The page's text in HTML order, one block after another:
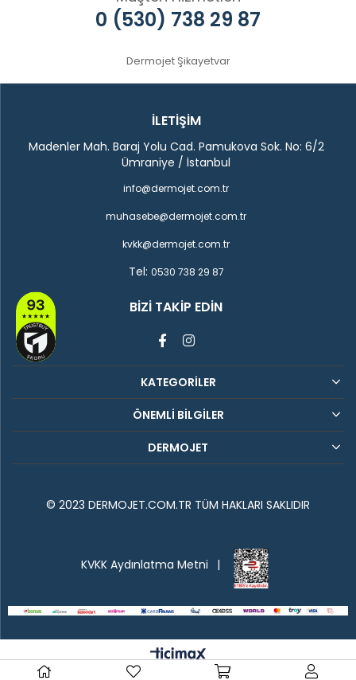
0 (530) 738 29 87
Dermojet Şikayetvar
İLETİŞİM
Madenler Mah. Baraj Yolu Cad. Pamukova Sok. No: 6/2
Ümraniye / İstanbul
info@dermojet.com.tr
muhasebe@dermojet.com.tr
kvkk@dermojet.com.tr
Tel: 0530 738 29 87
BIZI TAKIP EDIN
KATEGORİLER
ÖNEMLİ BİLGİLER
DERMOJET
© 2023 DERMOJET.COM.TR TÜM HAKLARI SAKLIDIR
KVKK Aydınlatma Metni